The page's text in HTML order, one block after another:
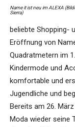
Name it ist neu im ALEXA
Sierra)
beliebte Shopping-
Eröffnung von
Quadratmetern im
Kindermode und
komfortable und
Jugendliche und
Bereits am 26.
Moda wieder seine